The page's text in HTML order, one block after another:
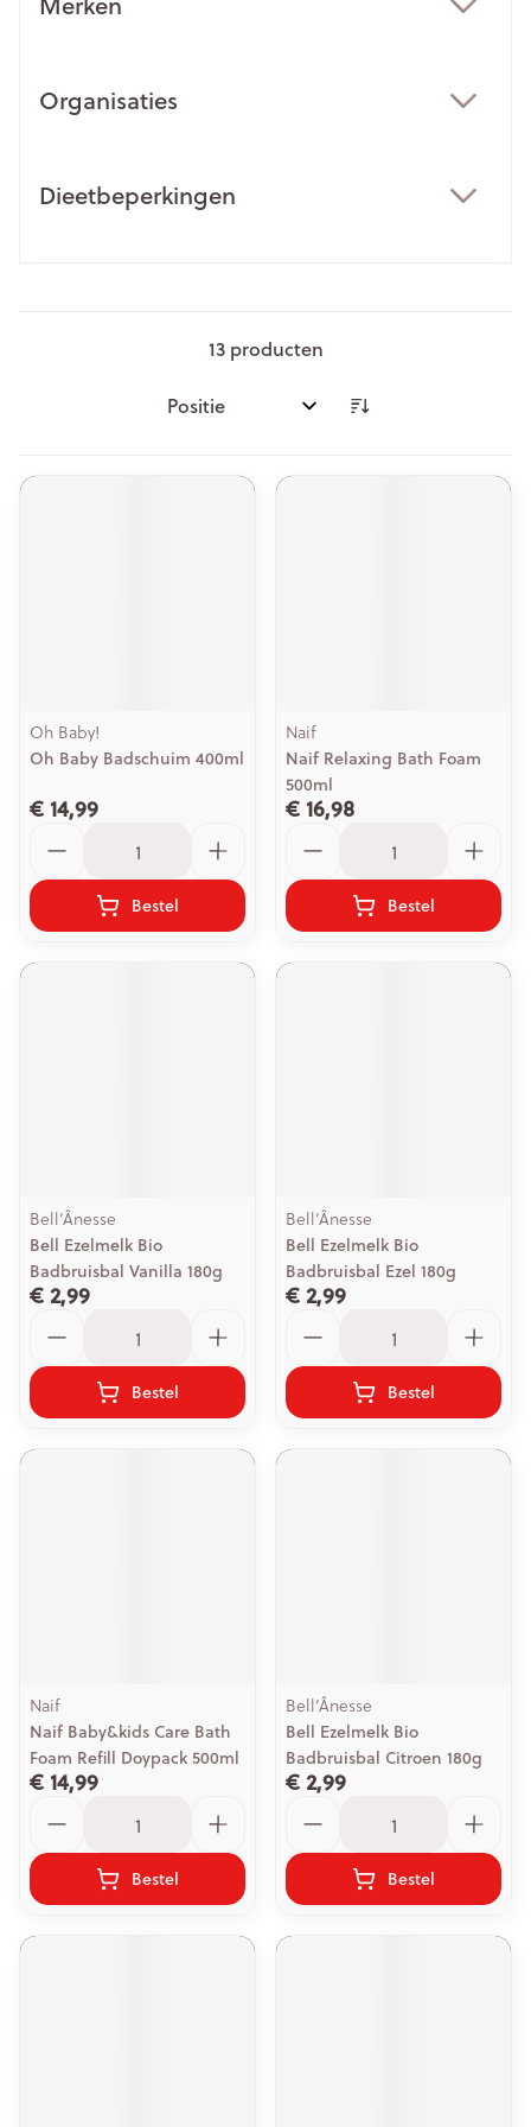
Organisaties
Dieetbeperkingen
13producten
Sorteer op:
Oh Baby!
Oh Baby Badschuim 400ml
€ 14,99
Bestel
Naif
Naif Relaxing Bath Foam
500ml
€ 16,98
Bestel
Bell’Ânesse
Bell Ezelmelk Bio
Badbruisbal Vanilla 180g
€ 2,99
Bestel
Bell’Ânesse
Bell Ezelmelk Bio
Badbruisbal Ezel 180g
€ 2,99
Bestel
Naif
Naif Baby&kids Care Bath
Foam Refill Doypack 500ml
€ 14,99
Bestel
Bell’Ânesse
Bell Ezelmelk Bio
Badbruisbal Citroen 180g
€ 2,99
Bestel